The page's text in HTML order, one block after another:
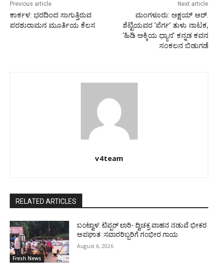
Previous article
ಕಾರ್ಕಳ: ಭರದಿಂದ ಸಾಗುತ್ತಿರುವ
ಪರಶುರಾಮನ ಮೂರ್ತಿಯ ಕೆಲಸ
Next article
ಮಂಗಳೂರು: ಅಕ್ಷಯ್ ಆರ್.
ಶೆಟ್ಟಿಯವರ ‘ಪೆರ್ಗ’ ತುಳು ನಾಟಕ,
‘ಹಿಡಿ ಅಕ್ಕಿಯ ಧ್ಯಾನ’ ಕನ್ನಡ ಕವನ
ಸಂಕಲನ ಬಿಡುಗಡೆ
v4team
RELATED ARTICLES
Fresh News
ಬಂಟ್ವಾಳ: ಟಿಪ್ಪರ್ ಲಾರಿ- ದ್ವಿಚಕ್ರ ವಾಹನ ನಡುವೆ ಭೀಕರ
ಅಪಘಾತ :ಸವಾರರಿಬ್ಬರಿಗೆ ಗಂಭೀರ ಗಾಯ
August 6, 2026